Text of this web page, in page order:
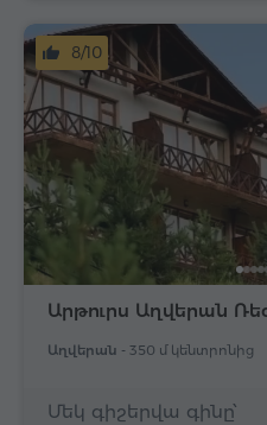
Արթուրս Աղվերան
Աղվերան - 350 մ կենտրոնից
8/10
Մեկ գիշերվա գինը՝